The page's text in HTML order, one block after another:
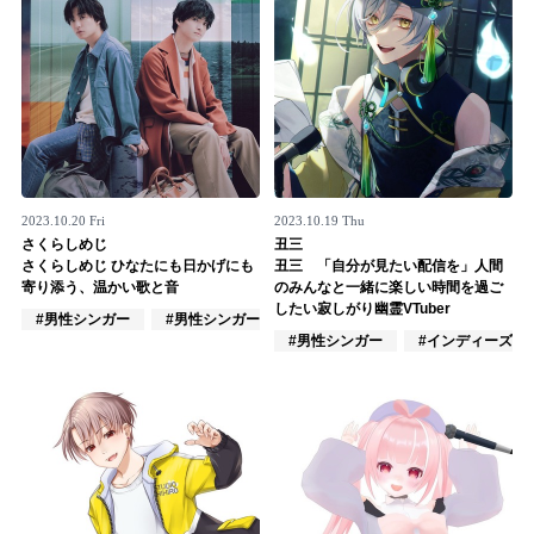
2023.10.20 Fri
さくらしめじ
さくらしめじ ひなたにも日かげにも
寄り添う、温かい歌と音
#男性シンガー
#男性シンガーグループ #インディーズ
2023.10.19 Thu
丑三
丑三 「自分が見たい配信を」人間
のみんなと一緒に楽しい時間を過ご
したい寂しがり幽霊VTuber
#男性シンガー
#インディーズ